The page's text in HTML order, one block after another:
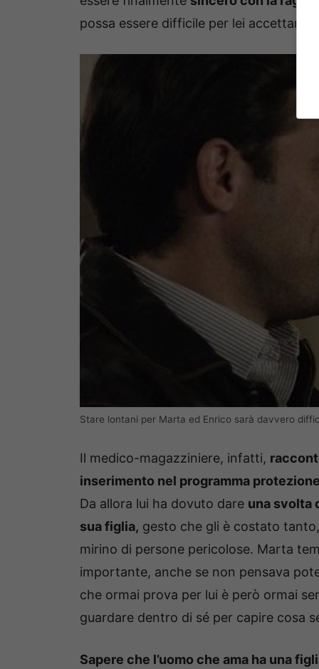
possa essere difficile per lei accettarlo
Stare lontani per Marta ed Enrico sarà davvero
Il medico-magazziniere, infatti,
inserimento nel programma
Da allora lui ha dovuto dare una svolta
sua figlia, gesto che gli è costato
mirino di persone pericolose. Marta
importante, anche se non pensava
che ormai prova per lui è però ormai
guardare dentro di sé per capire cosa
Sapere che l’uomo che ama ha una